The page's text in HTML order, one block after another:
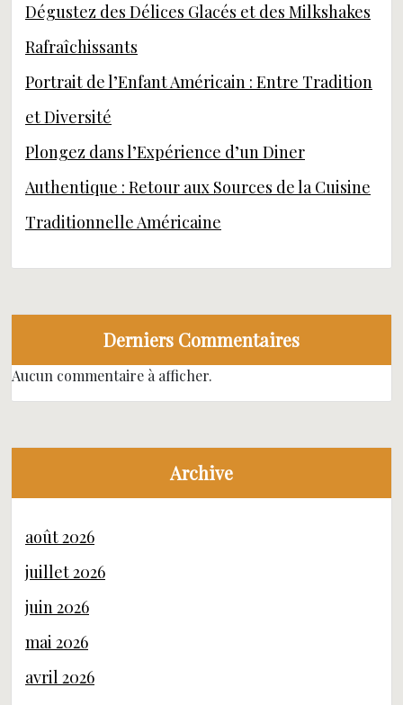
Dégustez des Délices Glacés et des Milkshakes
Rafraîchissants
Portrait de l’Enfant Américain : Entre Tradition
et Diversité
Plongez dans l’Expérience d’un Diner
Authentique : Retour aux Sources de la Cuisine
Traditionnelle Américaine
Derniers Commentaires
Aucun commentaire à afficher.
Archive
août 2026
juillet 2026
juin 2026
mai 2026
avril 2026